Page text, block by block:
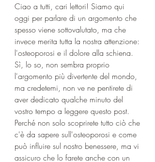
Ciao a tutti, cari lettori! Siamo qui
oggi per parlare di un argomento che
spesso viene sottovalutato, ma che
invece merita tutta la nostra attenzione:
l'osteoporosi e il dolore alla schiena.
Sì, lo so, non sembra proprio
l'argomento più divertente del mondo,
ma credetemi, non ve ne pentirete di
aver dedicato qualche minuto del
vostro tempo a leggere questo post.
Perché non solo scoprirete tutto ciò che
c'è da sapere sull'osteoporosi e come
può influire sul nostro benessere, ma vi
assicuro che lo farete anche con un